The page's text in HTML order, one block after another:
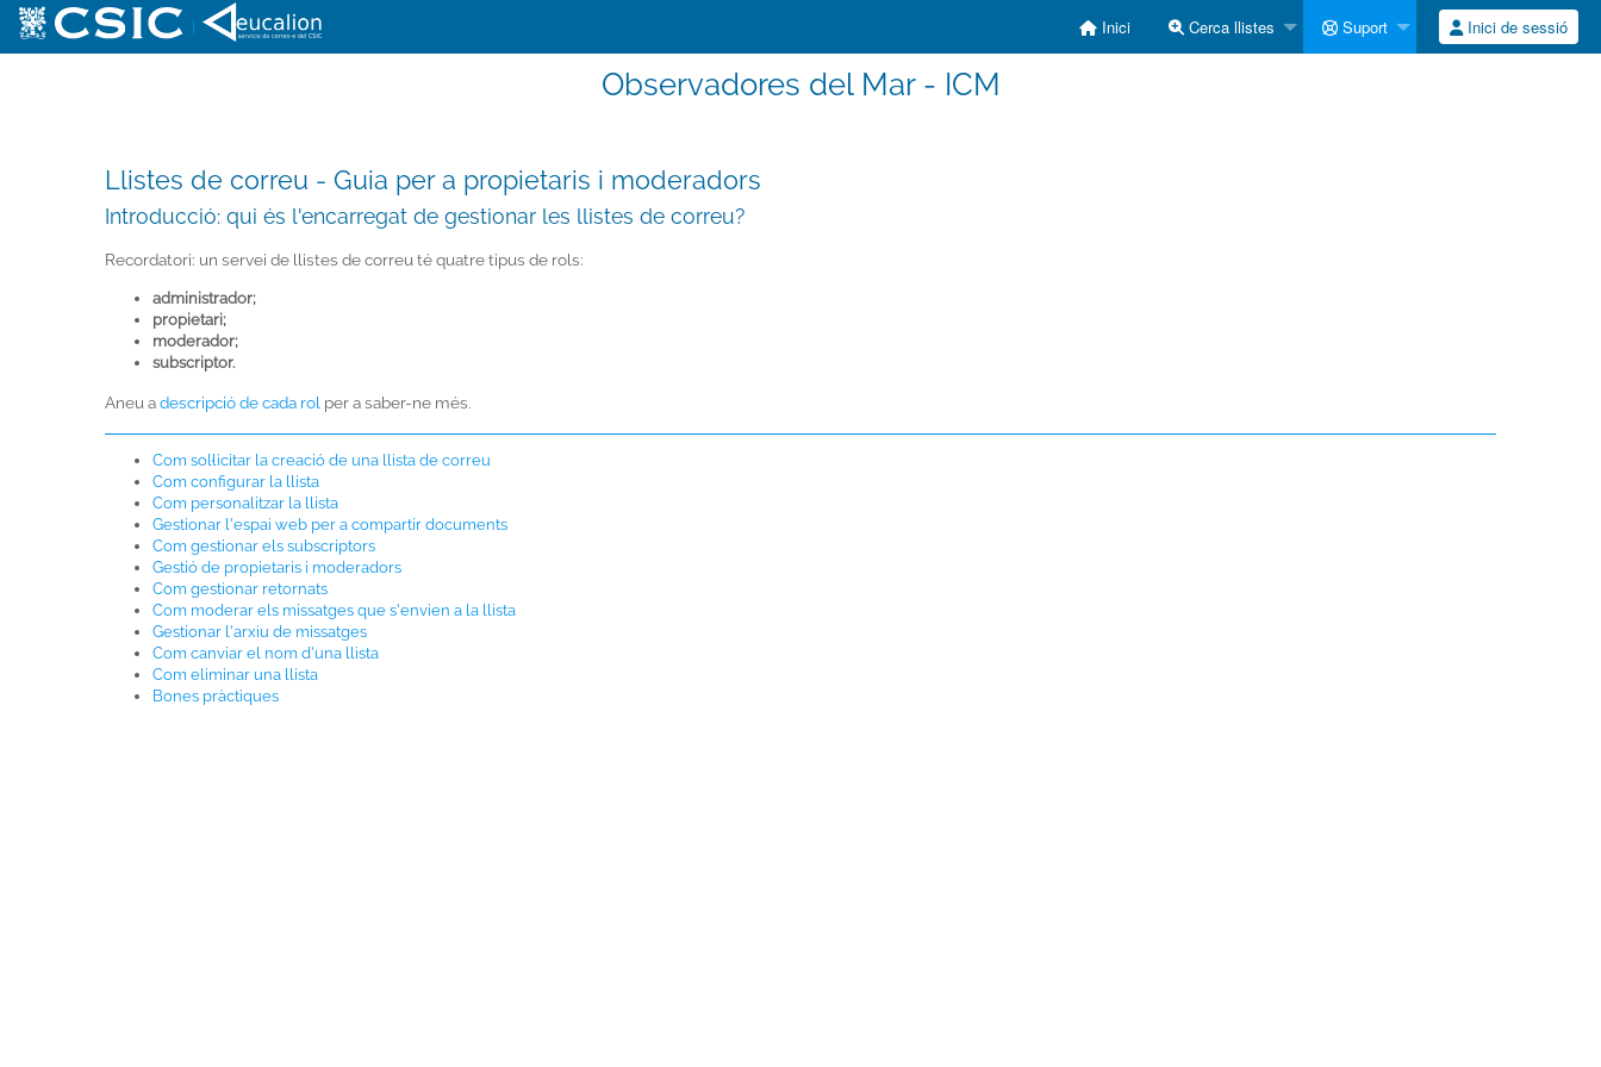
Inici Cerca llistes Suport Inici de sessió
Observadores del Mar - ICM
Llistes de correu - Guia per a propietaris i moderadors
Introducció: qui és l'encarregat de gestionar les llistes de correu?
Recordatori: un servei de llistes de correu té quatre tipus de rols:
administrador;
propietari;
moderador;
subscriptor.
Aneu adescripció de cada rol per a saber-ne més.
Com sol·licitar la creació de una llista de correu
Com configurar la llista
Com personalitzar la llista
Gestionar l'espai web per a compartir documents
Com gestionar els subscriptors
Gestió de propietaris i moderadors
Com gestionar retornats
Com moderar els missatges que s'envien a la llista
Gestionar l'arxiu de missatges
Com canviar el nom d'una llista
Com eliminar una llista
Bones pràctiques